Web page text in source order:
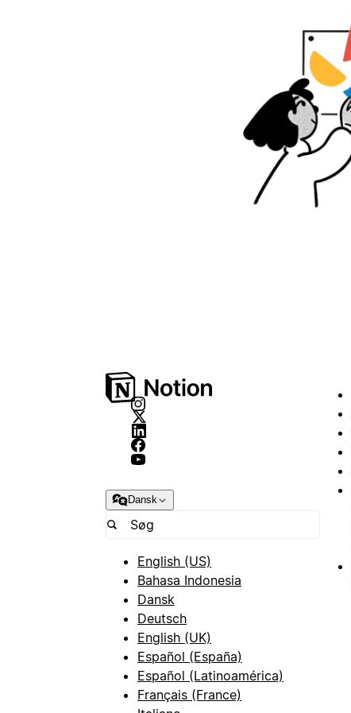
Dansk
English (US)
Bahasa Indonesia
Dansk
Deutsch
English (UK)
Español (España)
Español (Latinoamérica)
Français (France)